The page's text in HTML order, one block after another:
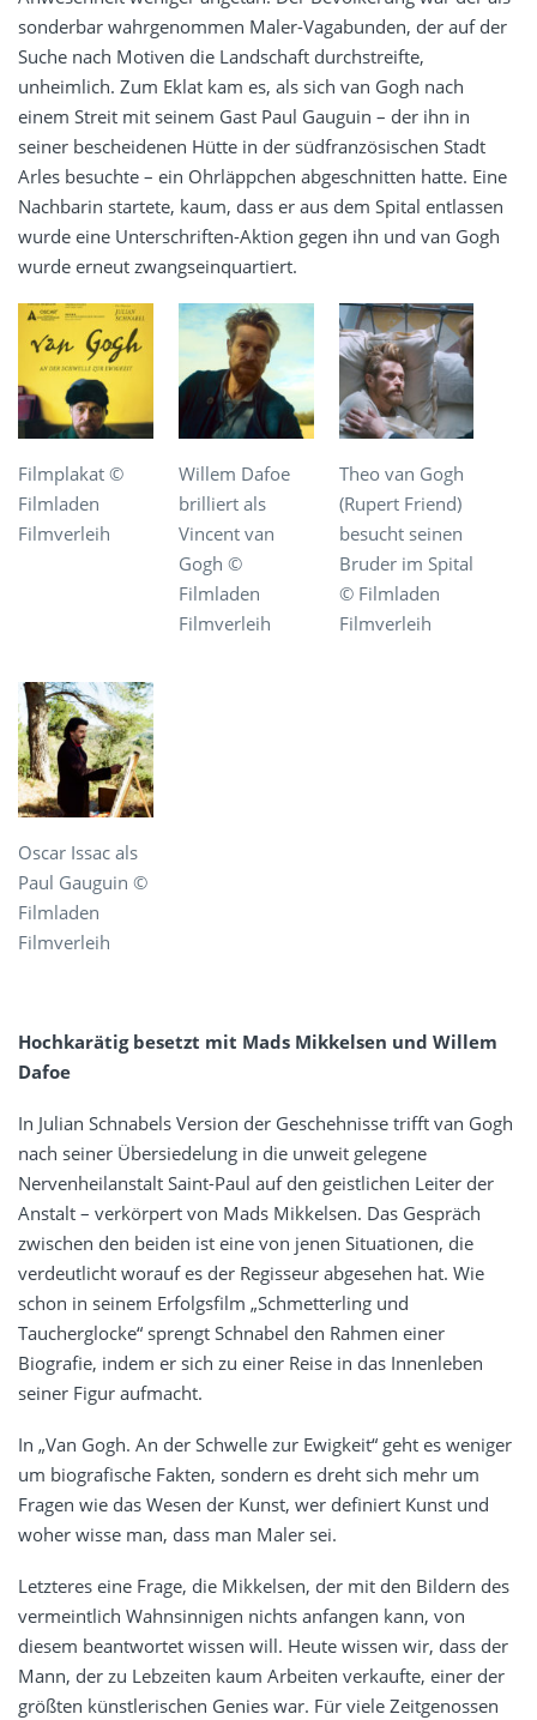
sonderbar wahrgenommen Maler-Vagabunden, der auf der
Suche nach Motiven die Landschaft durchstreifte,
unheimlich. Zum Eklat kam es, als sich van Gogh nach
einem Streit mit seinem Gast Paul Gauguin – der ihn in
seiner bescheidenen Hütte in der südfranzösischen Stadt
Arles besuchte – ein Ohrläppchen abgeschnitten hatte. Eine
Nachbarin startete, kaum, dass er aus dem Spital entlassen
wurde eine Unterschriften-Aktion gegen ihn und van Gogh
wurde erneut zwangseinquartiert.
Filmplakat ©
Filmladen
Filmverleih
Willem Dafoe
brilliert als
Vincent van
Gogh ©
Filmladen
Filmverleih
Theo van Gogh
(Rupert Friend)
besucht seinen
Bruder im Spital
© Filmladen
Filmverleih
Oscar Issac als
Paul Gauguin ©
Filmladen
Filmverleih
Hochkarätig besetzt mit Mads Mikkelsen und Willem
Dafoe
In Julian Schnabels Version der Geschehnisse trifft van Gogh
nach seiner Übersiedelung in die unweit gelegene
Nervenheilanstalt Saint-Paul auf den geistlichen Leiter der
Anstalt – verkörpert von Mads Mikkelsen. Das Gespräch
zwischen den beiden ist eine von jenen Situationen, die
verdeutlicht worauf es der Regisseur abgesehen hat. Wie
schon in seinem Erfolgsfilm „Schmetterling und
Taucherglocke“ sprengt Schnabel den Rahmen einer
Biografie, indem er sich zu einer Reise in das Innenleben
seiner Figur aufmacht.
In „Van Gogh. An der Schwelle zur Ewigkeit“ geht es weniger
um biografische Fakten, sondern es dreht sich mehr um
Fragen wie das Wesen der Kunst, wer definiert Kunst und
woher wisse man, dass man Maler sei.
Letzteres eine Frage, die Mikkelsen, der mit den Bildern des
vermeintlich Wahnsinnigen nichts anfangen kann, von
diesem beantwortet wissen will. Heute wissen wir, dass der
Mann, der zu Lebzeiten kaum Arbeiten verkaufte, einer der
größten künstlerischen Genies war. Für viele Zeitgenossen